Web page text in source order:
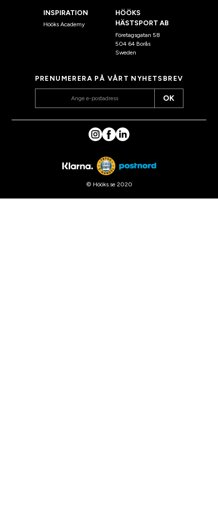
INSPIRATION
Hööks Academy
HÖÖKS
HÄSTSPORT AB
Företagsgatan 58
504 64 Borås
Sweden
PRENUMERERA PÅ VÅRT NYHETSBREV
OK
© Hööks.se 2020